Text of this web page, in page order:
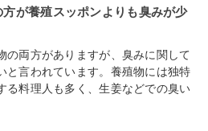
が養殖スッポンよりも臭みが少
の両方がありますが、臭みに関して
と言われています。養殖物には独特
る料理人も多く、生姜などでの臭い